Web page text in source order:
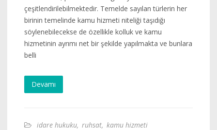
çeşitlendirilebilmektedir. Temelde sayılan türlerin her
birinin temelinde kamu hizmeti niteliği taşıdığı
söylenebilecekse de özellikle kolluk ve kamu
hizmetinin ayrımı net bir şekilde yapılmakta ve bunlara
belli
Devamı
idare hukuku, ruhsat, kamu hizmeti